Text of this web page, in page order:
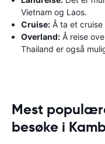
Vietnam og Laos.
Cruise: Å ta et
Overland: Å reise
Thailand er også
Mest
besøke i